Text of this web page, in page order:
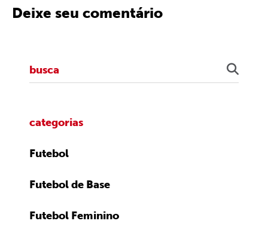
Deixe seu comentário
categorias
Futebol
Futebol de Base
Futebol Feminino